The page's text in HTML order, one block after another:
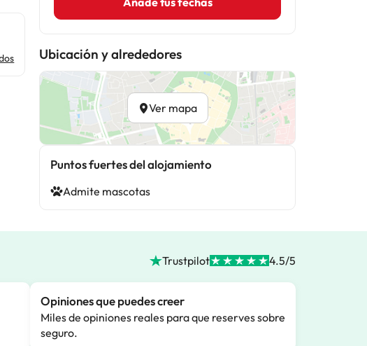
Ubicación y alrededores
Ver mapa
Puntos fuertes del alojamiento
Admite mascotas
Trustpilot 4.5/5
Opiniones que puedes creer
Miles de opiniones reales para que reserves sobre
seguro.